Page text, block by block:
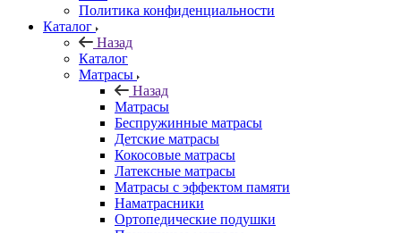
Политика конфиденциальности
Каталог
Назад
Каталог
Матрасы
Назад
Матрасы
Беспружинные матрасы
Детские матрасы
Кокосовые матрасы
Латексные матрасы
Матрасы с эффектом памяти
Наматрасники
Ортопедические подушки